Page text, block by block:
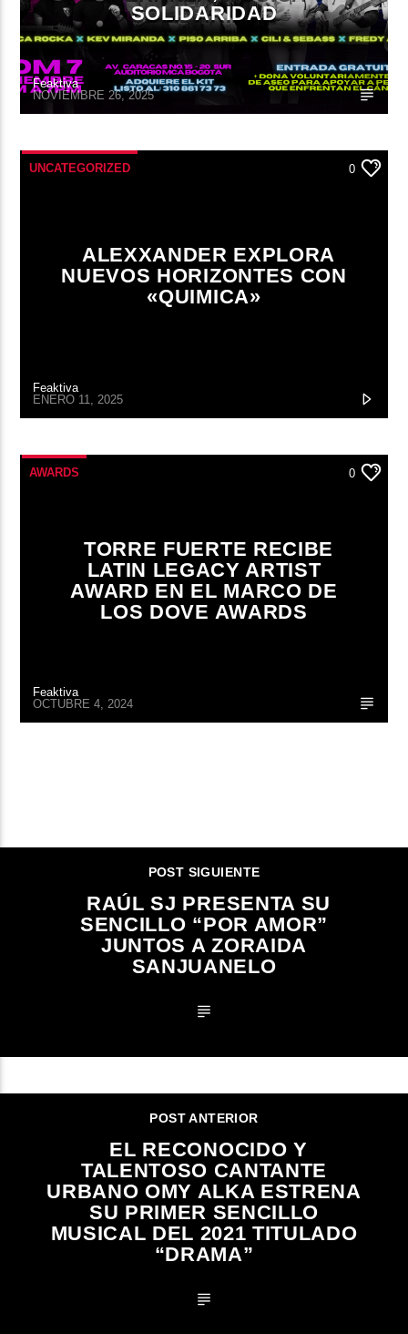
SOLIDARIDAD
Feaktiva
NOVIEMBRE 26, 2025
UNCATEGORIZED 0
ALEXXANDER EXPLORA
NUEVOS HORIZONTES CON
«QUIMICA»
Feaktiva
ENERO 11, 2025
AWARDS 0
TORRE FUERTE RECIBE
LATIN LEGACY ARTIST
AWARD EN EL MARCO DE
LOS DOVE AWARDS
Feaktiva
OCTUBRE 4, 2024
POST SIGUIENTE
RAÚL SJ PRESENTA SU
SENCILLO “POR AMOR”
JUNTOS A ZORAIDA
SANJUANELO
POST ANTERIOR
EL RECONOCIDO Y
TALENTOSO CANTANTE
URBANO OMY ALKA ESTRENA
SU PRIMER SENCILLO
MUSICAL DEL 2021 TITULADO
“DRAMA”